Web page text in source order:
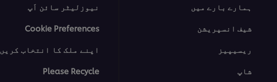
ہمارے بارے میں
شیف انسپریشن
ریسیپیز
شاپ
نیوزلیٹر سائن اَپ
Cookie Preferences
اپنے ملک کا انتخاب کریں
Please Recycle